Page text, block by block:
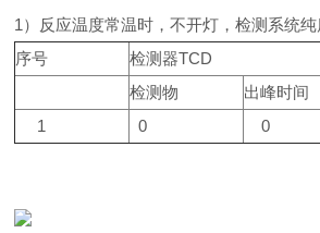
1）反应温度常温时，不开灯，检测系统纯
序号
检测器TCD
检测物
出峰时间
1
0 0